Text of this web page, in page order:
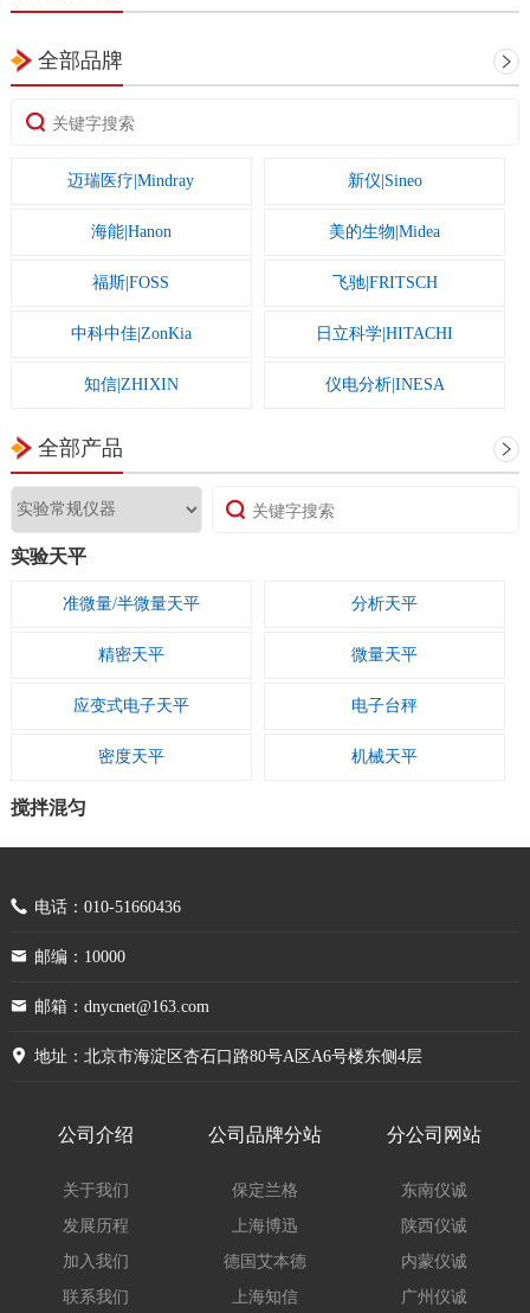
全部品牌
迈瑞医疗|Mindray 新仪|Sineo
海能|Hanon 美的生物|Midea
福斯|FOSS 飞驰|FRITSCH
中科中佳|ZonKia 日立科学|HITACHI
知信|ZHIXIN 仪电分析|INESA
一恒|yiheng
雅马拓|yamato
昕瑞|XINRUI
普利赛斯|Precisa 梅颖浦|meiyingpu
菁华|JINGHUA
嘉鹏|JIAPENG 精科实业|JK
和泰|The Lab 恒奥|tjhakj
长城科工贸|Greatwall 昌吉|CHANGJI
博迅|Boxun 标模|biaomo
奥豪斯|OHAUS 安泰|AIRTECH
全部产品
实验天平
准微量/半微量天平 分析天平
精密天平 微量天平
应变式电子天平 电子台秤
密度天平 机械天平
搅拌混匀
粉碎机
小型振荡器
气浴振荡培养箱/摇床
涡旋混匀器 拍打均质机
分离浓缩
电话：010-51660436
邮编：10000
邮箱：dnycnet@163.com
地址：北京市海淀区杏石口路80号A区A6号楼东侧4层
公司介绍
关于我们
发展历程
加入我们
联系我们
公司品牌分站
保定兰格
上海博迅
德国艾本德
上海知信
分公司网站
东南仪诚
陕西仪诚
内蒙仪诚
广州仪诚